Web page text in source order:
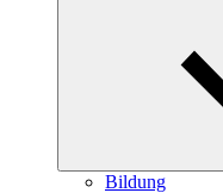
Bildung